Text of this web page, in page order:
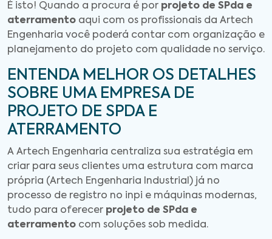
É isto! Quando a procura é por projeto de SPda e
aterramento aqui com os profissionais da Artech
Engenharia você poderá contar com organização e
planejamento do projeto com qualidade no serviço.
ENTENDA MELHOR OS DETALHES
SOBRE UMA EMPRESA DE
PROJETO DE SPDA E
ATERRAMENTO
A Artech Engenharia centraliza sua estratégia em
criar para seus clientes uma estrutura com marca
própria (Artech Engenharia Industrial) já no
processo de registro no inpi e máquinas modernas,
tudo para oferecer projeto de SPda e
aterramento com soluções sob medida.